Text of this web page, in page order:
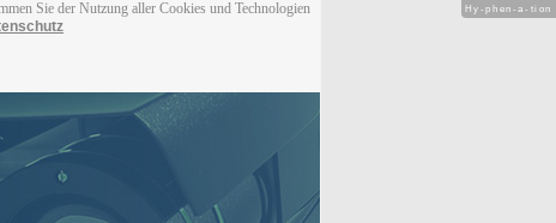
Sie der Nutzung aller Cookies und Technologien
Hy-phen-a-tion